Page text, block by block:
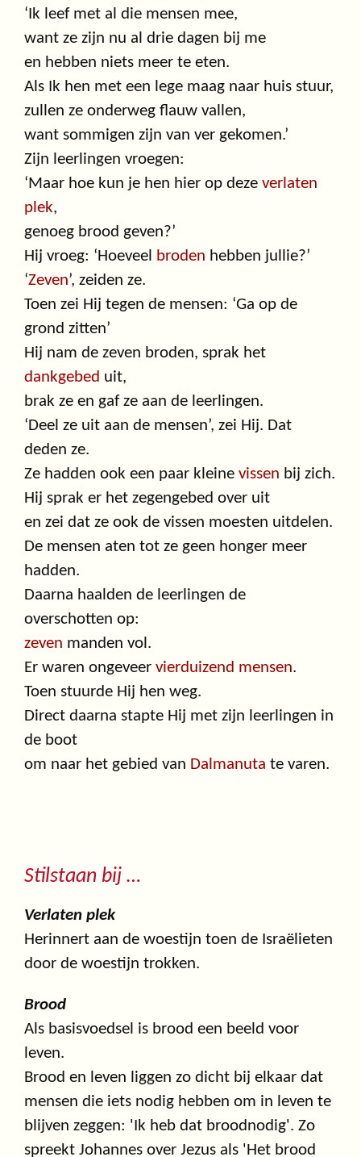
‘Ik leef met al die mensen mee,
want ze zijn nu al drie dagen bij me
en hebben niets meer te eten.
Als Ik hen met een lege maag naar huis stuur,
zullen ze onderweg flauw vallen,
want sommigen zijn van ver gekomen.’
Zijn leerlingen vroegen:
‘Maar hoe kun je hen hier op deze verlaten
plek,
genoeg brood geven?’
Hij vroeg: ‘Hoeveel
broden hebben jullie?’
‘Zeven’, zeiden ze.
Toen zei Hij tegen de mensen: ‘Ga op de
grond zitten’
Hij nam de zeven broden, sprak het
dankgebed uit,
brak ze en gaf ze aan de leerlingen.
‘Deel ze uit aan de mensen’, zei Hij. Dat
deden ze.
Ze hadden ook een paar kleine vissen bij zich.
Hij sprak er het zegengebed over uit
en zei dat ze ook de vissen moesten uitdelen.
De mensen aten tot ze geen honger meer
hadden.
Daarna haalden de leerlingen de
overschotten op:
zeven manden vol.
Er waren ongeveer vierduizend mensen.
Toen stuurde Hij hen weg.
Direct daarna stapte Hij met zijn leerlingen in
de boot
om naar het gebied van Dalmanuta te varen.
Stilstaan bij …
Verlaten plek
Herinnert aan de woestijn toen de Israëlieten
door de woestijn trokken.
Brood
Als basisvoedsel is brood een beeld voor
leven.
Brood en leven liggen zo dicht bij elkaar dat
mensen die iets nodig hebben om in leven te
blijven zeggen: 'Ik heb dat broodnodig'. Zo
spreekt Johannes over Jezus als 'Het brood